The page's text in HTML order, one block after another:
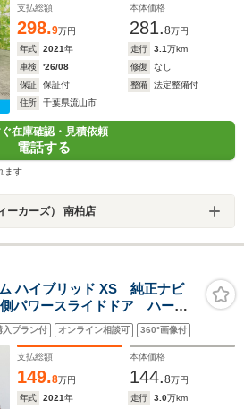
支払総額
298.9万円
本体価格
281.8万円
年式
2021年 走行 3.1万km
車検
'26/08 修復
なし
保証
保証付 整備
法定整備付
住所
千葉県流山市
在庫確認・見積依頼
電話する
ます
ーカーズ） 南柏店
ハイブリッド XS 純正ナビ
パワースライドドア ハーフ
ター 衝突被害軽減システ
トロール コーナーセンサ
フロアマット
入プラン付 オンライン相談可 360°画像付
支払総額
149.8万円
本体価格
144.8万円
年式
2021年 走行 3.0万km